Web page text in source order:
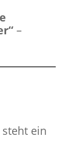
–
ein